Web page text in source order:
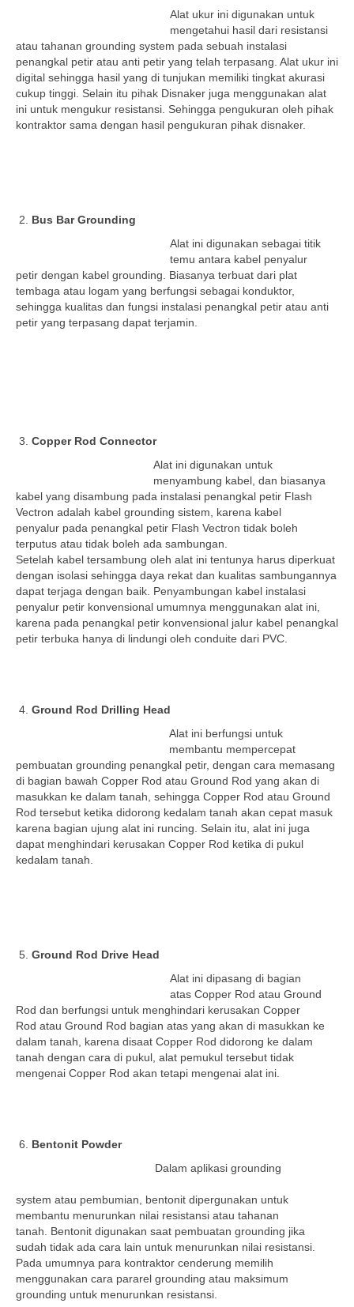
Alat ukur ini digunakan untuk
mengetahui hasil dari resistansi
atau tahanan grounding system pada sebuah instalasi
penangkal petir atau anti petir yang telah terpasang. Alat ukur ini
digital sehingga hasil yang di tunjukan memiliki tingkat akurasi
cukup tinggi. Selain itu pihak Disnaker juga menggunakan alat
ini untuk mengukur resistansi. Sehingga pengukuran oleh pihak
kontraktor sama dengan hasil pengukuran pihak disnaker.
Bus Bar Grounding
Alat ini digunakan sebagai titik
temu antara kabel penyalur
petir dengan kabel grounding. Biasanya terbuat dari plat
tembaga atau logam yang berfungsi sebagai konduktor,
sehingga kualitas dan fungsi instalasi penangkal petir atau anti
petir yang terpasang dapat terjamin.
Copper Rod Connector
Alat ini digunakan untuk
menyambung kabel, dan biasanya
kabel yang disambung pada instalasi penangkal petir Flash
Vectron adalah kabel grounding sistem, karena kabel
penyalur pada penangkal petir Flash Vectron tidak boleh
terputus atau tidak boleh ada sambungan.
Setelah kabel tersambung oleh alat ini tentunya harus diperkuat
dengan isolasi sehingga daya rekat dan kualitas sambungannya
dapat terjaga dengan baik. Penyambungan kabel instalasi
penyalur petir konvensional umumnya menggunakan alat ini,
karena pada penangkal petir konvensional jalur kabel penangkal
petir terbuka hanya di lindungi oleh conduite dari PVC.
Ground Rod Drilling Head
Alat ini berfungsi untuk
membantu mempercepat
pembuatan grounding penangkal petir, dengan cara memasang
di bagian bawah Copper Rod atau Ground Rod yang akan di
masukkan ke dalam tanah, sehingga Copper Rod atau Ground
Rod tersebut ketika didorong kedalam tanah akan cepat masuk
karena bagian ujung alat ini runcing. Selain itu, alat ini juga
dapat menghindari kerusakan Copper Rod ketika di pukul
kedalam tanah.
Ground Rod Drive Head
Alat ini dipasang di bagian
atas Copper Rod atau Ground
Rod dan berfungsi untuk menghindari kerusakan Copper
Rod atau Ground Rod bagian atas yang akan di masukkan ke
dalam tanah, karena disaat Copper Rod didorong ke dalam
tanah dengan cara di pukul, alat pemukul tersebut tidak
mengenai Copper Rod akan tetapi mengenai alat ini.
Bentonit Powder
Dalam aplikasi grounding
system atau pembumian, bentonit dipergunakan untuk
membantu menurunkan nilai resistansi atau tahanan
tanah. Bentonit digunakan saat pembuatan grounding jika
sudah tidak ada cara lain untuk menurunkan nilai resistansi.
Pada umumnya para kontraktor cenderung memilih
menggunakan cara pararel grounding atau maksimum
grounding untuk menurunkan resistansi.